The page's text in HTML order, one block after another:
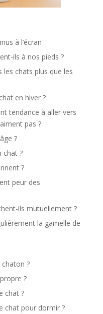
à l’écran
ils à nos pieds ?
chats plus que les
en hiver ?
tendance à aller vers
pas ?
?
chat ?
?
peur des
ils mutuellement ?
la gamelle de
?
?
chat ?
chat pour dormir ?